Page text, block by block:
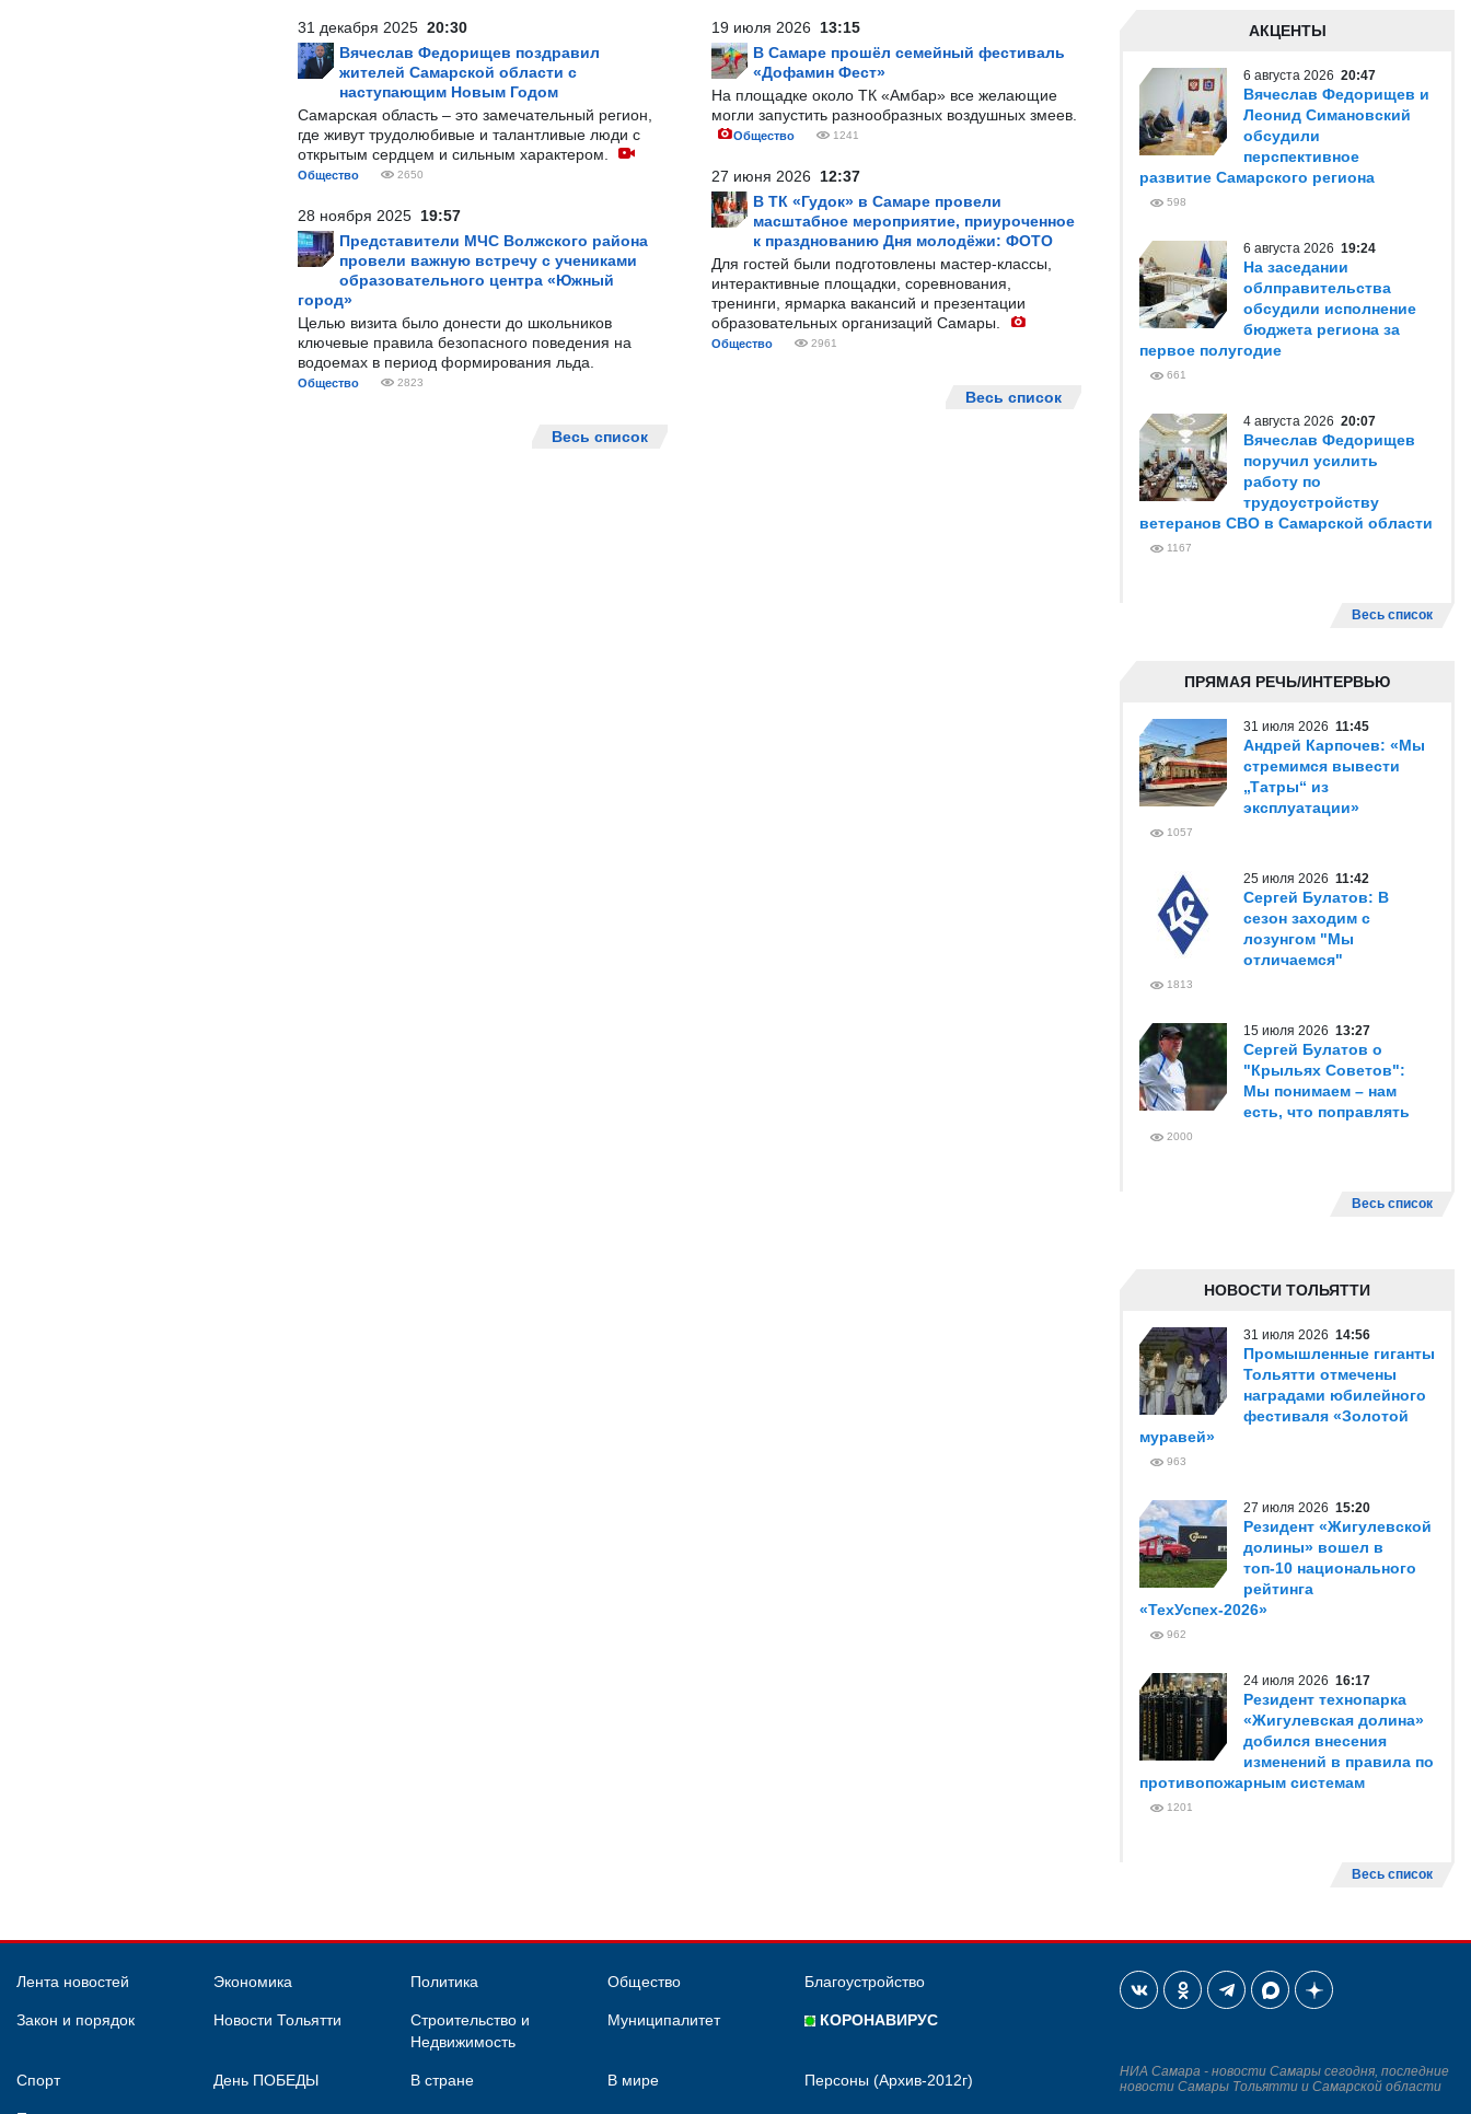
31 декабря 2025 20:30
Вячеслав Федорищев поздравил
жителей Самарской области с
наступающим Новым Годом
Самарская область – это замечательный регион,
где живут трудолюбивые и талантливые люди с
открытым сердцем и сильным характером.
Общество 2650
28 ноября 2025 19:57
Представители МЧС Волжского района
провели важную встречу с учениками
образовательного центра «Южный
город»
Целью визита было донести до школьников
ключевые правила безопасного поведения на
водоемах в период формирования льда.
Общество 2823
Весь список
19 июля 2026 13:15
В Самаре прошёл семейный фестиваль
«Дофамин Фест»
На площадке около ТК «Амбар» все желающие
могли запустить разнообразных воздушных змеев.
Общество 1241
27 июня 2026 12:37
В ТК «Гудок» в Самаре провели
масштабное мероприятие, приуроченное
к празднованию Дня молодёжи: ФОТО
Для гостей были подготовлены мастер-классы,
интерактивные площадки, соревнования,
тренинги, ярмарка вакансий и презентации
образовательных организаций Самары.
Общество 2961
Весь список
АКЦЕНТЫ
6 августа 2026 20:47
Вячеслав Федорищев и
Леонид Симановский
обсудили
перспективное
развитие Самарского региона
598
6 августа 2026 19:24
На заседании
облправительства
обсудили исполнение
бюджета региона за
первое полугодие
661
4 августа 2026 20:07
Вячеслав Федорищев
поручил усилить
работу по
трудоустройству
ветеранов СВО в Самарской области
1167
Весь список
ПРЯМАЯ РЕЧЬ/ИНТЕРВЬЮ
31 июля 2026 11:45
Андрей Карпочев: «Мы
стремимся вывести
„Татры“ из
эксплуатации»
1057
25 июля 2026 11:42
Сергей Булатов: В
сезон заходим с
лозунгом "Мы
отличаемся"
1813
15 июля 2026 13:27
Сергей Булатов о
"Крыльях Советов":
Мы понимаем – нам
есть, что поправлять
2000
Весь список
НОВОСТИ ТОЛЬЯТТИ
31 июля 2026 14:56
Промышленные гиганты
Тольятти отмечены
наградами юбилейного
фестиваля «Золотой
муравей»
963
27 июля 2026 15:20
Резидент «Жигулевской
долины» вошел в
топ-10 национального
рейтинга
«ТехУспех-2026»
962
24 июля 2026 16:17
Резидент технопарка
«Жигулевская долина»
добился внесения
изменений в правила по
противопожарным системам
1201
Весь список
Лента новостей Экономика Политика Общество Благоустройство
Закон и порядок Новости Тольятти
Строительство и
Недвижимость
Муниципалитет КОРОНАВИРУС
Спорт День ПОБЕДЫ В стране В мире Персоны (Архив-2012г)
НИА Самара - новости Самары сегодня, последние
новости Самары Тольятти и Самарской области